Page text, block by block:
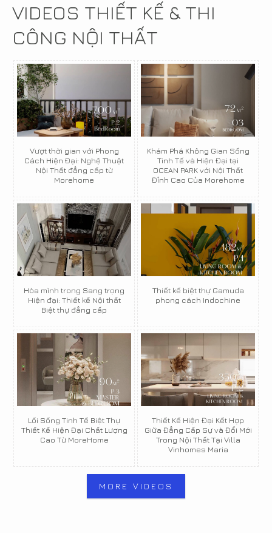
VIDEOS THIẾT KẾ & THI
CÔNG NỘI THẤT
Vượt thời gian với Phong
Cách Hiện Đại: Nghệ Thuật
Nội Thất đẳng cấp từ
Morehome
Khám Phá Không Gian Sống
Tinh Tế và Hiện Đại tại
OCEAN PARK với Nội Thất
Đỉnh Cao Của Morehome
Hòa mình trong Sang trọng
Hiện đại: Thiết kế Nội thất
Biệt thự đẳng cấp
Thiết kế biệt thự Gamuda
phong cách Indochine
Lối Sống Tinh Tế Biệt Thự
Thiết Kế Hiện Đại Chất Lượng
Cao Từ MoreHome
Thiết Kế Hiện Đại Kết Hợp
Giữa Đẳng Cấp Sự và Đổi Mới
Trong Nội Thất Tại Villa
Vinhomes Maria
MORE VIDEOS